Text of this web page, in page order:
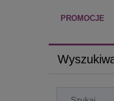
PROMOCJE